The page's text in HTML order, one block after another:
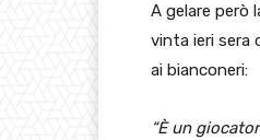
A gelare però
vinta ieri sera
ai bianconeri:
“È un